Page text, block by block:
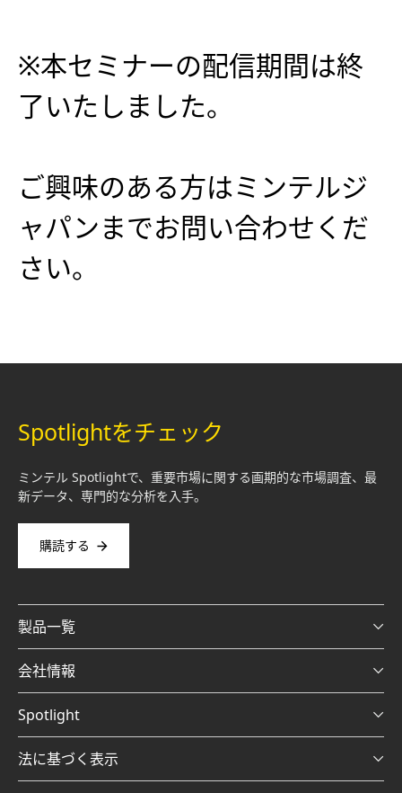
※本セミナーの配信期間は終
了いたしました。
ご興味のある方はミンテルジ
ャパンまでお問い合わせくだ
さい。
Spotlightをチェック
ミンテル Spotlightで、重要市場に関する画期的な市場調査、最
新データ、専門的な分析を入手。
購読する
製品一覧
会社情報
Spotlight
法に基づく表示